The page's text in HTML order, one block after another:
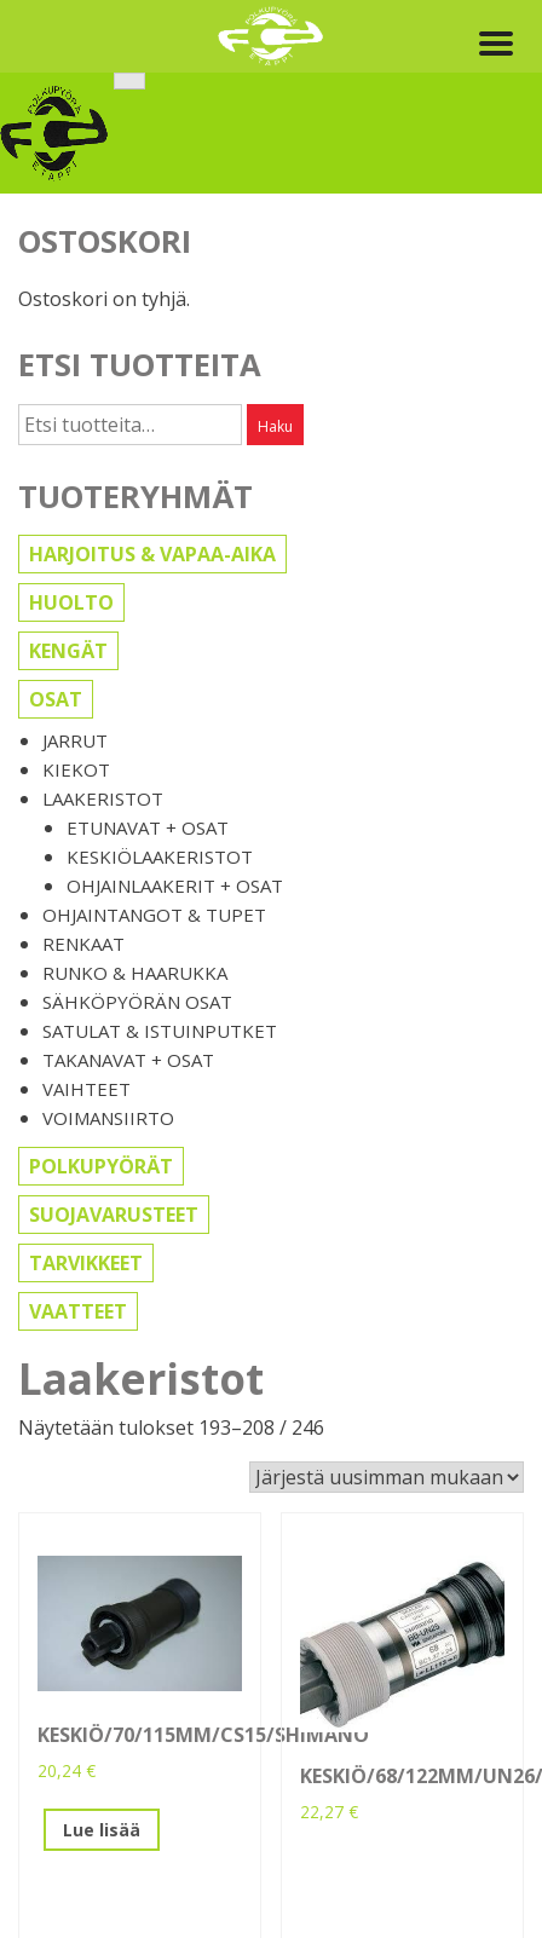
content
OSTOSKORI
Ostoskori on tyhjä.
ETSI TUOTTEITA
Etsi: Haku
TUOTERYHMÄT
HARJOITUS & VAPAA-AIKA
HUOLTO
KENGÄT
OSAT
JARRUT
KIEKOT
LAAKERISTOT
ETUNAVAT + OSAT
KESKIÖLAAKERISTOT
OHJAINLAAKERIT + OSAT
OHJAINTANGOT & TUPET
RENKAAT
RUNKO & HAARUKKA
SÄHKÖPYÖRÄN OSAT
SATULAT & ISTUINPUTKET
TAKANAVAT + OSAT
VAIHTEET
VOIMANSIIRTO
POLKUPYÖRÄT
SUOJAVARUSTEET
TARVIKKEET
VAATTEET
Laakeristot
Näytetään tulokset 193–208 / 246
by
latest
KESKIÖ/70/115MM/CS15/SHIMANO
20,24 €
Lue lisää
KESKIÖ/68/122MM/
22,27€